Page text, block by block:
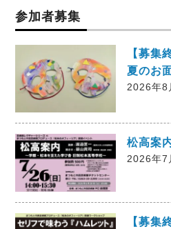
参加者募集
【募集
夏のお
2026年8
松高案
2026年7
【募集